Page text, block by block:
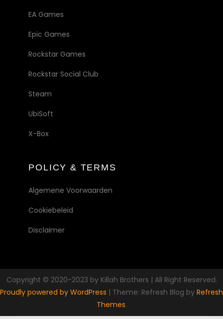
EA Games
Epic Games
Rockstar Games
Rockstar Social Club
Steam
UbiSoft
X-Box
POLICY & TERMS
Algemene Voorwaarden
Cookiebeleid
Disclaimer
Copyright © 2020-2023 by Killah Brothers | All Right Reserved.
Proudly powered by WordPress | Theme: Refresh Blog by Refresh
Themes.